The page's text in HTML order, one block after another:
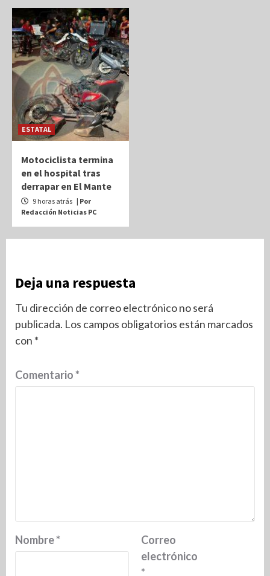
ESTATAL
Motociclista termina
en el hospital tras
derrapar en El Mante
9 horas atrás | Por
Redacción Noticias PC
Deja una respuesta
Tu dirección de correo electrónico no será
publicada. Los campos obligatorios están marcados
con *
Comentario*
Nombre*
Correo
electrónico
*